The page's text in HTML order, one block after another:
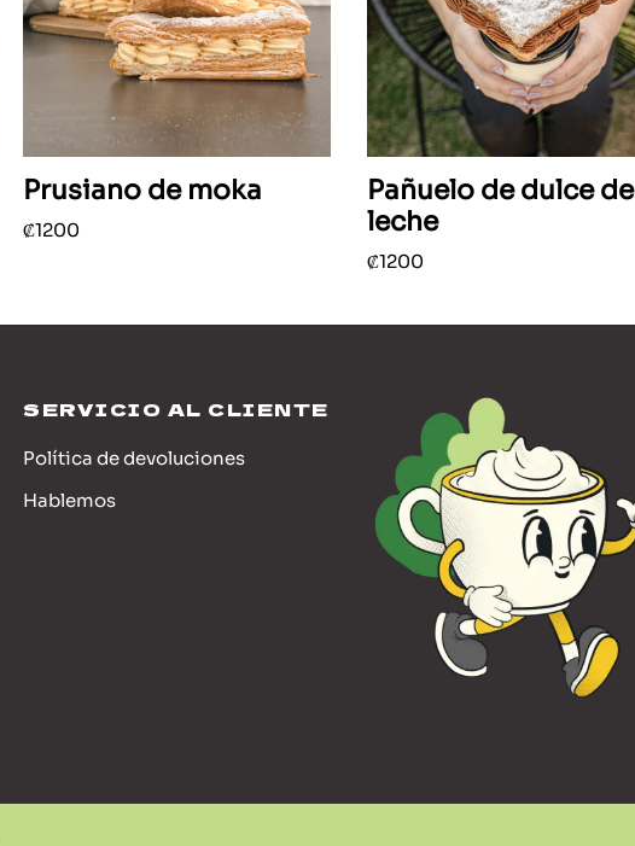
Prusiano de moka
₡1200
Pañuelo de dulce de
leche
₡1200
SERVICIO AL CLIENTE
Política de devoluciones
Hablemos